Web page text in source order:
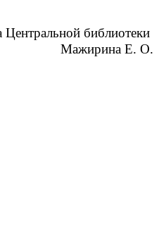
библиотеки
Мажирина Е. О.